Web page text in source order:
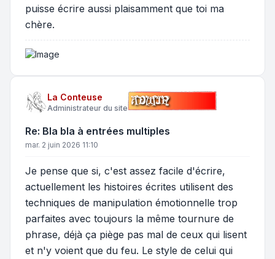
puisse écrire aussi plaisamment que toi ma
chère.
La Conteuse
Administrateur du site
Re: Bla bla à entrées multiples
mar. 2 juin 2026 11:10
Je pense que si, c'est assez facile d'écrire,
actuellement les histoires écrites utilisent des
techniques de manipulation émotionnelle trop
parfaites avec toujours la même tournure de
phrase, déjà ça piège pas mal de ceux qui lisent
et n'y voient que du feu. Le style de celui qui